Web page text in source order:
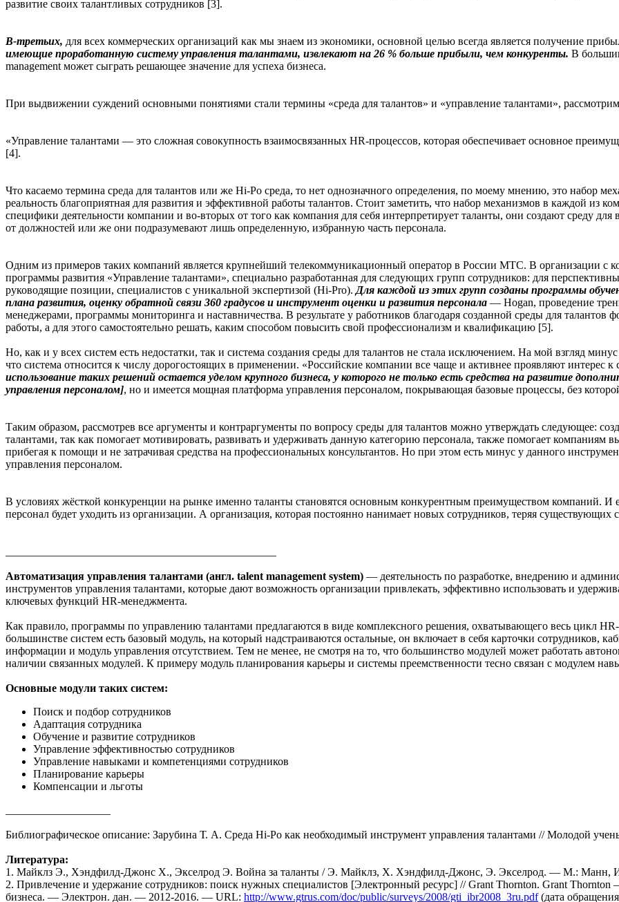
развитие своих талантливых сотрудников [3].
В-третьих, для всех коммерческих организаций как мы знаем из экономики, основной целью всегда является получение
имеющие проработанную систему управления талантами, извлекают на 26 % больше прибыли, чем конкуренты. В
management может сыграть решающее значение для успеха бизнеса.
При выдвижении суждений основными понятиями стали термины «среда для талантов» и «управление талантами»,
«Управление талантами — это сложная совокупность взаимосвязанных HR-процессов, которая обеспечивает основное
[4].
Что касаемо термина среда для талантов или же Hi-Po среда, то нет однозначного определения, по моему мнению, это набор
реальность благоприятная для развития и эффективной работы талантов. Стоит заметить, что набор механизмов в каждой из
специфики деятельности компании и во-вторых от того как компания для себя интерпретирует таланты, они создают среду для
от должностей или же они подразумевают лишь определенную, избранную часть персонала.
Одним из примеров таких компаний является крупнейший телекоммуникационный оператор в России МТС. В организации с
программы развития «Управление талантами», специально разработанная для следующих групп сотрудников: для
руководящие позиции, специалистов с уникальной экспертизой (Hi-Pro). Для каждой из этих групп созданы программы
плана развития, оценку обратной связи 360 градусов и инструмент оценки и развития персонала — Hogan, проведение
менеджерами, программы мониторинга и наставничества. В результате у работников благодаря созданной среды для талантов
работы, а для этого самостоятельно решать, каким способом повысить свой профессионализм и квалификацию [5].
Но, как и у всех систем есть недостатки, так и система создания среды для талантов не стала исключением. На мой взгляд
что система относится к числу дорогостоящих в применении. «Российские компании все чаще и активнее проявляют интерес
использование таких решений остается уделом крупного бизнеса, у которого не только есть средства на развитие
управления персоналом], но и имеется мощная платформа управления персоналом, покрывающая базовые процессы, без
Таким образом, рассмотрев все аргументы и контраргументы по вопросу среды для талантов можно утверждать следующее:
талантами, так как помогает мотивировать, развивать и удерживать данную категорию персонала, также помогает компаниям
прибегая к помощи и не затрачивая средства на профессиональных консультантов. Но при этом есть минус у данного
управления персоналом.
В условиях жёсткой конкуренции на рынке именно таланты становятся основным конкурентным преимуществом компаний. И
персонал будет уходить из организации. А организация, которая постоянно нанимает новых сотрудников, теряя существующих
Автоматизация управления талантами (англ. talent management system) — деятельность по разработке, внедрению и
инструментов управления талантами, которые дают возможность организации привлекать, эффективно использовать и
ключевых функций HR-менеджмента.
Как правило, программы по управлению талантами предлагаются в виде комплексного решения, охватывающего весь цикл
большинстве систем есть базовый модуль, на который надстраиваются остальные, он включает в себя карточки сотрудников,
информации и модуль управления отсутствием. Тем не менее, не смотря на то, что большинство модулей может работать
наличии связанных модулей. К примеру модуль планирования карьеры и системы преемственности тесно связан с модулем
Основные модули таких систем:
Поиск и подбор сотрудников
Адаптация сотрудника
Обучение и развитие сотрудников
Управление эффективностью сотрудников
Управление навыками и компетенциями сотрудников
Планирование карьеры
Компенсации и льготы
Библиографическое описание: Зарубина Т. А. Среда Hi-Po как необходимый инструмент управления талантами // Молодой
Литература:
1. Майклз Э., Хэндфилд-Джонс Х., Экселрод Э. Война за таланты / Э. Майклз, Х. Хэндфилд-Джонс, Э. Экселрод. — М.:
2. Привлечение и удержание сотрудников: поиск нужных специалистов [Электронный ресурс] // Grant Thornton. Grant
бизнеса. — Электрон. дан. — 2012-2016. — URL: http://www.gtrus.com/doc/public/surveys/2008/gti_ibr2008_3ru.pdf(дата